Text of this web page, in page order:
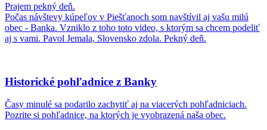
Prajem pekný deň.
Počas návštevy kúpeľov v Piešťanoch som navštívil aj vašu milú
obec - Banka. Vzniklo z toho toto video, s ktorým sa chcem podeliť
aj s vami. Pavol Jemala, Slovensko zdola. Pekný deň.
Historické pohľadnice z Banky
Časy minulé sa podarilo zachytiť aj na viacerých pohľadniciach.
Pozrite si pohľadnice, na ktorých je vyobrazená naša obec.